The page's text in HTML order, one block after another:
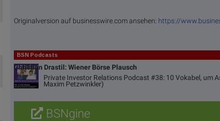
Originalversion auf businesswire.com ansehen: https://
BSN Podcasts
Christian Drastil: Wiener Börse Plausch
Private Investor Relations Podcast #38: 10 Vokabel, um
Maxim Petzwinkler)
BSNgine